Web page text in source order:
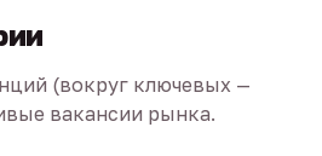
(вокруг ключевых —
вакансии рынка.